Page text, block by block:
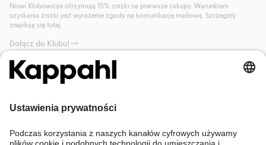
Nowi Klubowicze otrzymują 15% zniżki na pierwsze zakupy. Warunkiem
uzyskania zniżki jest wyrażenie zgody na komunikację mailową. Szczegóły
znajdują się tutaj.
Dołącz do Klubu!